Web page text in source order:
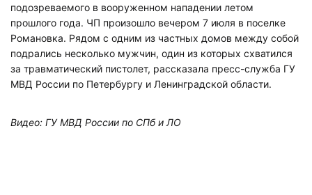
подозреваемого в вооруженном нападении летом
прошлого года. ЧП произошло вечером 7 июля в поселке
Романовка. Рядом с одним из частных домов между собой
подрались несколько мужчин, один из которых схватился
за травматический пистолет, рассказала пресс-служба ГУ
МВД России по Петербургу и Ленинградской области.
Видео: ГУ МВД России по СПб и ЛО